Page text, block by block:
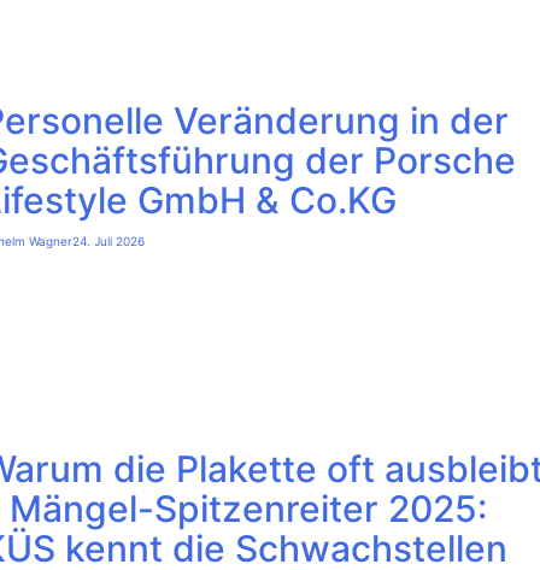
Veränderung in der
der Porsche
GmbH & Co.KG
Wagner24. Juli 2026
die Plakette oft
Mängel-Spitzenreiter 2025:
kennt die Schwachstellen